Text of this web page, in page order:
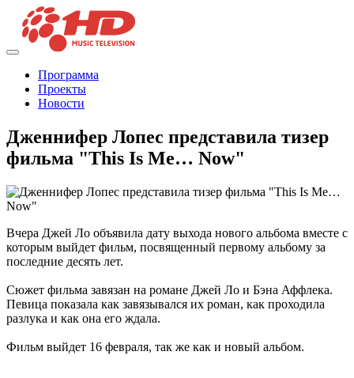
Программа
Проекты
Новости
Дженнифер Лопес представила тизер
фильма "This Is Me… Now"
Вчера Джей Ло объявила дату выхода нового альбома вместе с
которым выйдет фильм, посвященный первому альбому за
последние десять лет.
Сюжет фильма завязан на романе Джей Ло и Бэна Аффлека.
Певица показала как завязывался их роман, как проходила
разлука и как она его ждала.
Фильм выйдет 16 февраля, так же как и новый альбом.